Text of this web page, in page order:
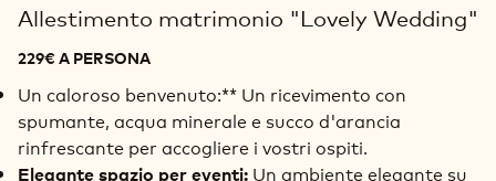
Allestimento matrimonio "Lovely Wedding"
229€ A PERSONA
Un caloroso benvenuto:** Un ricevimento con
spumante, acqua minerale e succo d'arancia
rinfrescante per accogliere i vostri ospiti.
Elegante spazio per eventi: Un ambiente elegante su